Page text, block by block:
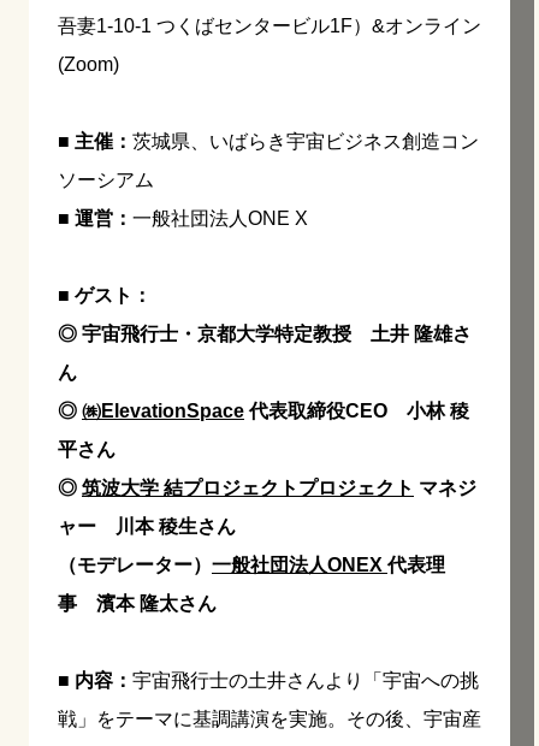
吾妻1-10-1 つくばセンタービル1F）&オンライン
(Zoom)
■ 主催： 茨城県、いばらき宇宙ビジネス創造コン
ソーシアム
■ 運営： 一般社団法人ONE X
■ ゲスト：
◎ 宇宙飛行士・京都大学特定教授 土井 隆雄さ
ん
◎ ㈱ElevationSpace代表取締役CEO 小林 稜
平さん
◎ 筑波大学 結プロジェクトプロジェクト マネジ
ャー 川本 稜生さん
（モデレーター） 一般社団法人ONEX代表理
事 濱本 隆太さん
■ 内容： 宇宙飛行士の土井さんより「宇宙への挑
戦」をテーマに基調講演を実施。その後、宇宙産